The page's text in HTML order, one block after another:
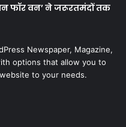
फॉर वन’ ने जरूरतमंदों तक
Newspaper, Magazine,
options that allow you to
to your needs.